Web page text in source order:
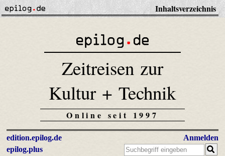
Inhaltsverzeichnis
Zeitreisen zur
Kultur + Technik
Online seit 1997
edition.epilog.de
epilog.plus
Anmelden